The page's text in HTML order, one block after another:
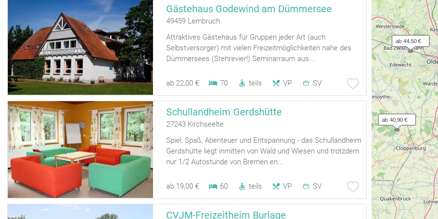
Gästehaus Godewind am Dümmersee
49459 Lembruch
Attraktives Gästehaus für Gruppen jeder Art (auch
Selbstversorger) mit vielen Freizeitmöglichkeiten nahe des
Dümmersees (Stehrevier!) Seminarraum aus...
ab 22,00 € 70 teils VP SV
Schullandheim Gerdshütte
27243 Kirchseelte
Spiel, Spaß, Abenteuer und Entspannung - das Schullandheim
Gerdshütte liegt inmitten von Wald und Wiesen und trotzdem
nur 1/2 Autostunde von Bremen en...
ab 19,00 € 60 teils VP SV
CVJM-Freizeitheim Burlage
ab 44,50 €
ab 40,90 €